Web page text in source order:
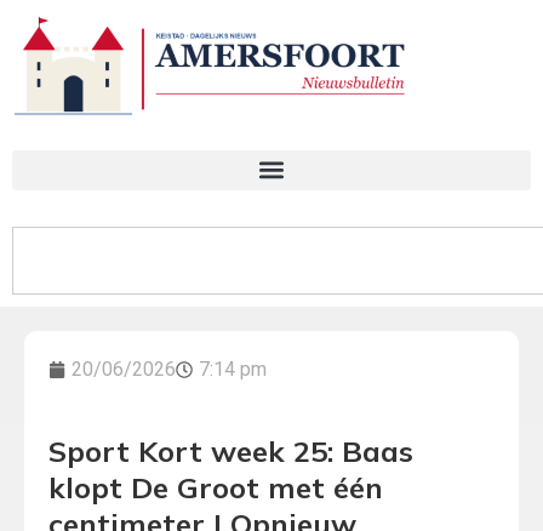
20/06/2026 7:14 pm
Sport Kort week 25: Baas
klopt De Groot met één
centimeter | Opnieuw